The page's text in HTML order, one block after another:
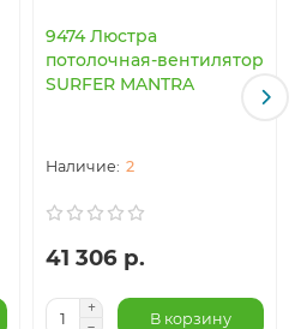
9474 Люстра
потолочная-вентилятор
SURFER MANTRA
2
41 306 р.
В корзину